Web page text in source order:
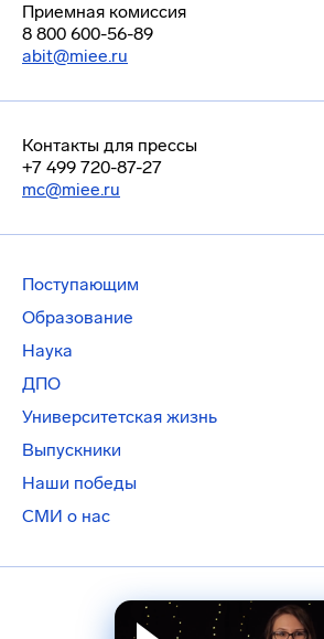
Приемная комиссия
8 800 600-56-89
abit@miee.ru
Контакты для прессы
+7 499 720-87-27
mc@miee.ru
Поступающим
Образование
Наука
ДПО
Университетская жизнь
Выпускники
Наши победы
СМИ о нас